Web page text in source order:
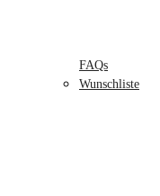
FAQs
Wunschliste